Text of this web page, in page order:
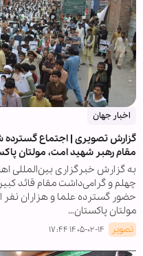
اخبار جهان
گزارش تصویری | اجتماع
مقام رهبر شهید امت، مولتان
به گزارش خبرگزاری بین‌المللی
چهلم و گرامی‌داشت مقام قائد
حضور گسترده علما و هزاران
مولتان پاکستان…
تصویر ۱۴۰۵-۰۲-۱۴ ۱۷:۴۴